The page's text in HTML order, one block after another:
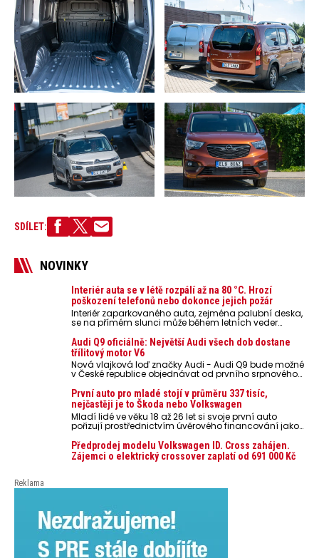
SDÍLET:
NOVINKY
Interiér auta se v létě rozpálí až na 80 °C. Hrozí
poškození telefonů nebo dokonce jejich požár
Interiér zaparkovaného auta, zejména palubní deska,
se na přímém slunci může během letních veder
nebezpečí pro odložené mobilní telefony, powerbanky
nebo notebooky. Můžou urychlit stárnutí baterií,
poškodit elektroniku a ve výjimečných případech i
zvýšit riziko požáru.
Audi Q9 oficiálně: Největší Audi všech dob dostane
třílitový motor V6
Nová vlajková loď značky Audi - Audi Q9 bude možné
v České republice objednávat od prvního srpnového
První auto pro mladé stojí v průměru 337 tisíc,
nejčastěji je to Škoda nebo Volkswagen
Mladí lidé ve věku 18 až 26 let si svoje první auto
pořizují prostřednictvím úvěrového financování jako
auto. Průměrná pořizovací cena vozu dosahuje 337
tisíc korun a průměrná financovaná částka
přesahuje 251 tisíc korun. Vyplývá to z dat Leasingu
Předprodej modelu Volkswagen ID. Cross zahájen.
Zájemci o elektrický crossover zaplatí od 691 000 Kč
Reklama